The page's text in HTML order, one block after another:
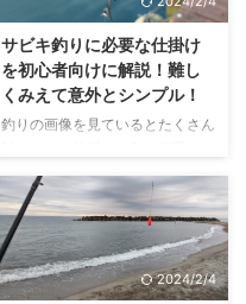
ポイントを抑えて釣果を伸ばして
いきましょう！ということで早速
記事に行きます！ ちょい投げ釣
りとは？ ちょい投げ釣りは本格
的な投げ竿ではなく、ルアーロッ
ド(バスロッドやエギングロッド
など)や2m前後の振り出し竿を使
用する投げ釣りです。 ターゲッ
トはキスやカサゴ、メバルなどの
根魚関係、アジやクロダイなど ...
サビキ釣りに必要な仕掛け
を初心者向けに解説！難し
くみえて意外とシンプル！
釣りの画像を見ているとたくさん
かっているのを見たことはありま
せんか？ それがサビキ釣りにな
ります。今回はそのサビキ釣りに
ついて解説していきたいと思いま
す。 サビキ釣りとは？ サビキ釣
りとは？ エサを撒き、疑似餌で
2024/2/4